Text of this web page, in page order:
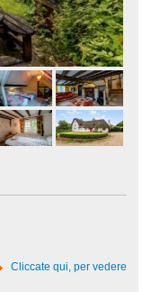
Cliccate qui, per vedere